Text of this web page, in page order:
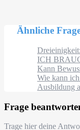
Ähnliche
ICH
Kann
Wie kann
Ausbildung
Frage
Trage hier deine